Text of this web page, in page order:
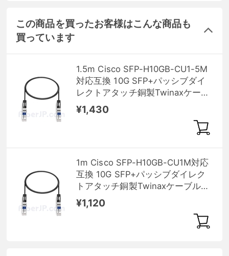
この商品を買ったお客様はこんな商品も
買っています
1.5m Cisco SFP-H10GB-CU1-5M
対応互換 10G SFP+パッシブダイ
レクトアタッチ銅製Twinaxケーブ
ル（DAC）
¥1,430
1m Cisco SFP-H10GB-CU1M対応
互換 10G SFP+パッシブダイレク
トアタッチ銅製Twinaxケーブル
（DAC）
¥1,120